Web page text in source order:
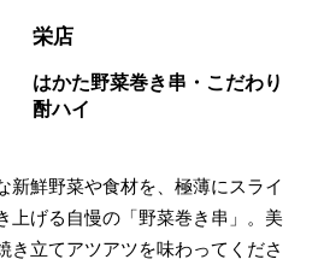
栄店
はかた野菜巻き串・こだわり
酎ハイ
新鮮野菜や食材を、極薄にスライ
上げる自慢の「野菜巻き串」。美
き立てアツアツを味わってくださ